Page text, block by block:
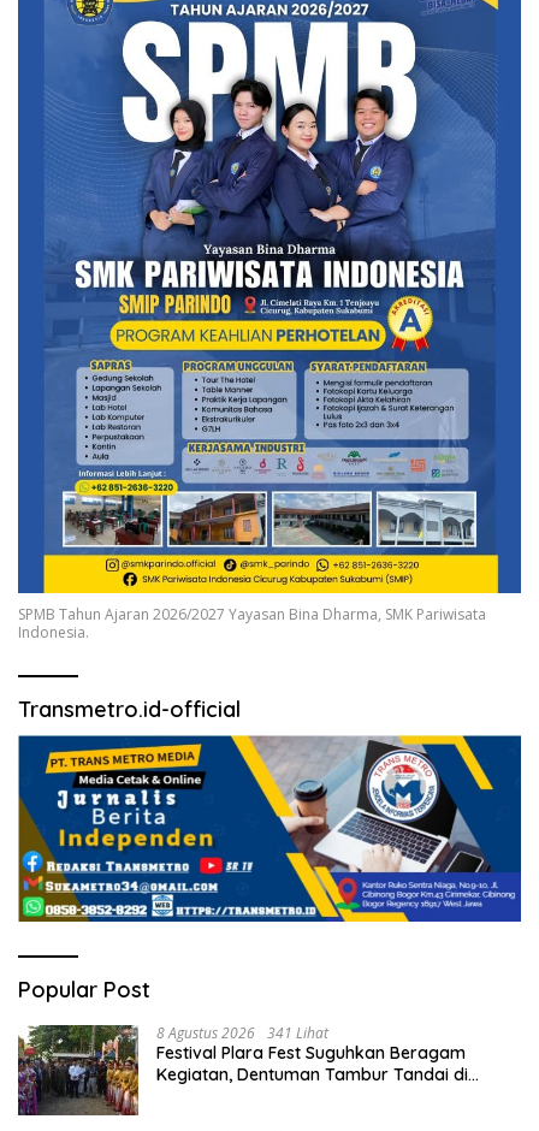
SPMB Tahun Ajaran 2026/2027 Yayasan Bina Dharma, SMK Pariwisata
Indonesia.
Transmetro.id-official
Popular Post
8 Agustus 2026 341 Lihat
Festival Plara Fest Suguhkan Beragam
Kegiatan, Dentuman Tambur Tandai di